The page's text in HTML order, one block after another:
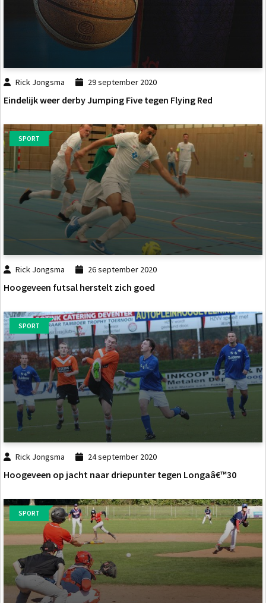
Rick Jongsma 29 september 2020
Eindelijk weer derby Jumping Five tegen Flying Red
SPORT
Rick Jongsma 26 september 2020
Hoogeveen futsal herstelt zich goed
SPORT
Rick Jongsma 24 september 2020
Hoogeveen op jacht naar driepunter tegen Longaâ€™30
SPORT